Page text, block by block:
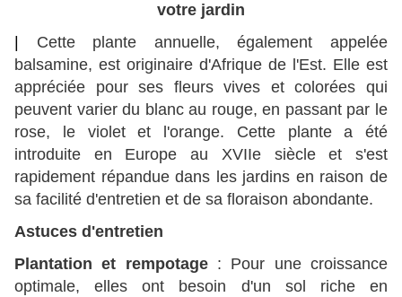
votre jardin
Cette plante annuelle, également appelée
balsamine, est originaire d'Afrique de l'Est. Elle est
appréciée pour ses fleurs vives et colorées qui
peuvent varier du blanc au rouge, en passant par le
rose, le violet et l'orange. Cette plante a été
introduite en Europe au XVIIe siècle et s'est
rapidement répandue dans les jardins en raison de
sa facilité d'entretien et de sa floraison abondante.
Astuces d'entretien
Plantation et rempotage: Pour une croissance
optimale, elles ont besoin d'un sol riche en